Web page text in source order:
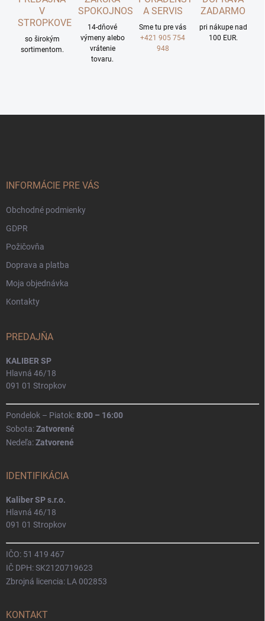
V
STROPKOVE
so širokým
sortimentom.
SPOKOJNOSTI
14-dňové
výmeny alebo
vrátenie
tovaru.
A SERVIS
Sme tu pre vás
+421 905 754
948
ZADARMO
pri nákupe nad
100 EUR.
INFORMÁCIE PRE VÁS
Obchodné podmienky
GDPR
Požičovňa
Doprava a platba
Moja objednávka
Kontakty
PREDAJŇA
KALIBER SP
Hlavná 46/18
091 01 Stropkov
Pondelok – Piatok:8:00 – 16:00
Sobota:Zatvorené
Nedeľa:Zatvorené
IDENTIFIKÁCIA
Kaliber SP s.r.o.
Hlavná 46/18
091 01 Stropkov
IČO: 51 419 467
IČ DPH: SK2120719623
Zbrojná licencia: LA 002853
KONTAKT